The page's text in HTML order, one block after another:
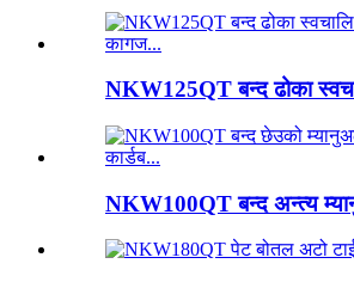
NKW125QT बन्द ढोका
NKW100QT बन्द अन्त्य